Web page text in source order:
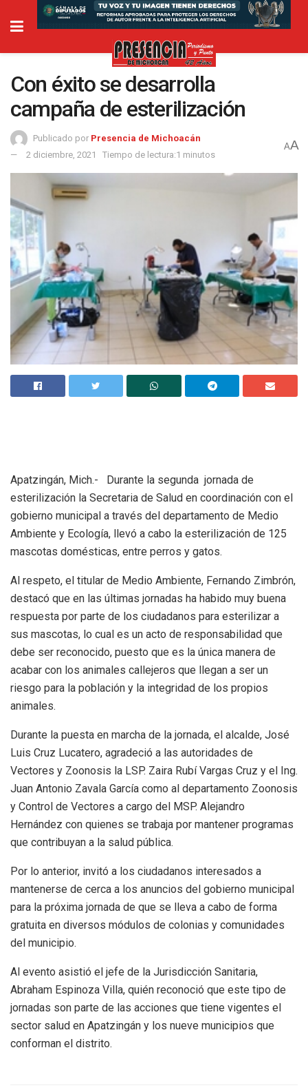
Con éxito se desarrolla
campaña de esterilización
Publicado por Presencia de Michoacán
2 diciembre, 2021
Tiempo de lectura:1 minutos
AA
Apatzingán, Mich.- Durante la segunda jornada de
esterilización la Secretaria de Salud en coordinación con el
gobierno municipal a través del departamento de Medio
Ambiente y Ecología, llevó a cabo la esterilización de 125
mascotas domésticas, entre perros y gatos.
Al respeto, el titular de Medio Ambiente, Fernando Zimbrón,
destacó que en las últimas jornadas ha habido muy buena
respuesta por parte de los ciudadanos para esterilizar a
sus mascotas, lo cual es un acto de responsabilidad que
debe ser reconocido, puesto que es la única manera de
acabar con los animales callejeros que llegan a ser un
riesgo para la población y la integridad de los propios
animales.
Durante la puesta en marcha de la jornada, el alcalde, José
Luis Cruz Lucatero, agradeció a las autoridades de
Vectores y Zoonosis la LSP. Zaira Rubí Vargas Cruz y el Ing.
Juan Antonio Zavala García como al departamento Zoonosis
y Control de Vectores a cargo del MSP. Alejandro
Hernández con quienes se trabaja por mantener programas
que contribuyan a la salud pública.
Por lo anterior, invitó a los ciudadanos interesados a
mantenerse de cerca a los anuncios del gobierno municipal
para la próxima jornada de que se lleva a cabo de forma
gratuita en diversos módulos de colonias y comunidades
del municipio.
Al evento asistió el jefe de la Jurisdicción Sanitaria,
Abraham Espinoza Villa, quién reconoció que este tipo de
jornadas son parte de las acciones que tiene vigentes el
sector salud en Apatzingán y los nueve municipios que
conforman el distrito.